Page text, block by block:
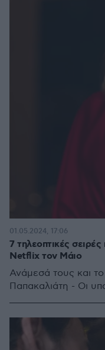
7 τηλεοπτικές
Netflix τον Μάιο
Ανάμεσά τους και
Παπακαλιάτη - Οι
01.05.2024, 17:06